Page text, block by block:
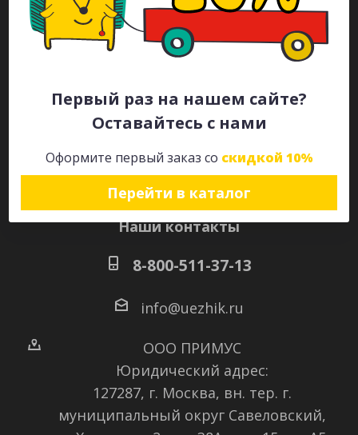
Первый раз на нашем сайте?
Оставайтесь с нами
Оформите первый заказ со скидкой 10%
Перейти в каталог
Каталог
Будьте всегда в курсе!
Наши контакты
8-800-511-37-13
info@uezhik.ru
ООО ПРИМУС
Юридический адрес:
127287, г. Москва, вн. тер. г.
муниципальный округ Савеловский,